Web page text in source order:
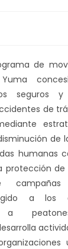
de
seguros
de
de
humanas
protección
a los
a